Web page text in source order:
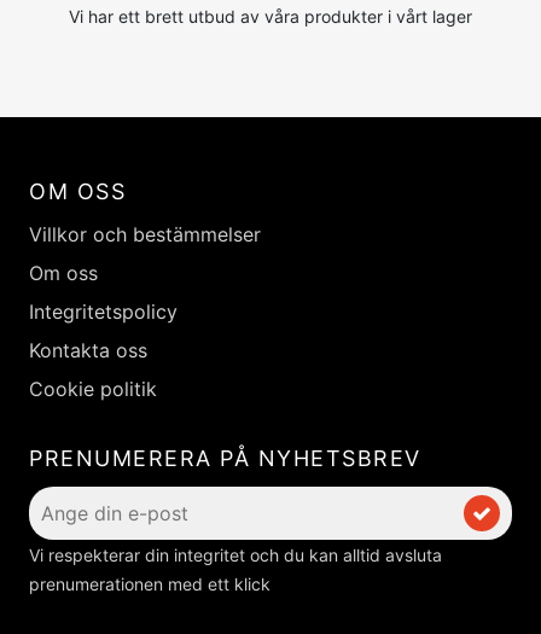
Vi har ett brett utbud av våra produkter i vårt lager
OM OSS
Villkor och bestämmelser
Om oss
Integritetspolicy
Kontakta oss
Cookie politik
PRENUMERERA PÅ NYHETSBREV
Vi respekterar din integritet och du kan alltid avsluta
prenumerationen med ett klick